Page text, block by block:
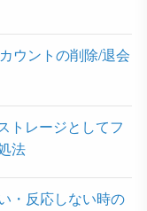
ウントの削除/退会
トレージとしてフ
法
・反応しない時の